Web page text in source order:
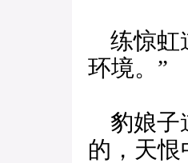
练惊虹
环境。”
豹娘子
的，天